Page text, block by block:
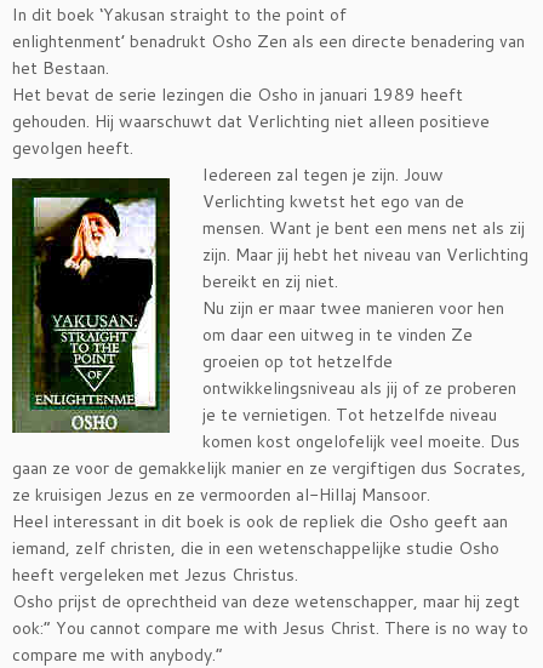
In dit boek ‘Yakusan straight to the point of
enlightenment’ benadrukt Osho Zen als een directe benadering van
het Bestaan.
Het bevat de serie lezingen die Osho in januari 1989 heeft
gehouden. Hij waarschuwt dat Verlichting niet alleen positieve
gevolgen heeft.
Iedereen zal tegen je zijn. Jouw
Verlichting kwetst het ego van de
mensen. Want je bent een mens net als zij
zijn. Maar jij hebt het niveau van Verlichting
bereikt en zij niet.
Nu zijn er maar twee manieren voor hen
om daar een uitweg in te vinden Ze
groeien op tot hetzelfde
ontwikkelingsniveau als jij of ze proberen
je te vernietigen. Tot hetzelfde niveau
komen kost ongelofelijk veel moeite. Dus
gaan ze voor de gemakkelijk manier en ze vergiftigen dus Socrates,
ze kruisigen Jezus en ze vermoorden al-Hillaj Mansoor.
Heel interessant in dit boek is ook de repliek die Osho geeft aan
iemand, zelf christen, die in een wetenschappelijke studie Osho
heeft vergeleken met Jezus Christus.
Osho prijst de oprechtheid van deze wetenschapper, maar hij zegt
ook:” You cannot compare me with Jesus Christ. There is no way to
compare me with anybody.”